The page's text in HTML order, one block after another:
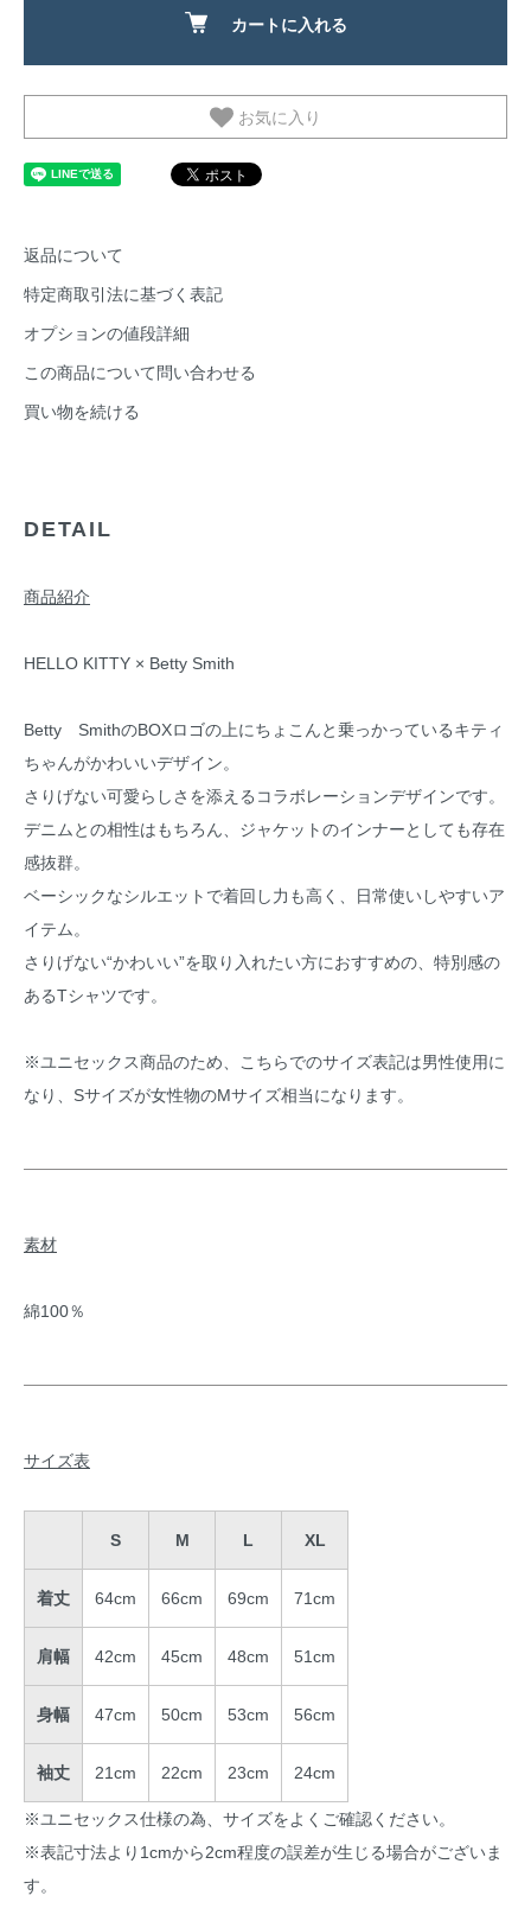
カートに入れる
お気に入り
返品について
特定商取引法に基づく表記
オプションの値段詳細
この商品について問い合わせる
買い物を続ける
DETAIL
商品紹介
HELLO KITTY × Betty Smith
Betty SmithのBOXロゴの上にちょこんと乗っかっているキティ
ちゃんがかわいいデザイン。
さりげない可愛らしさを添えるコラボレーションデザインです。
デニムとの相性はもちろん、ジャケットのインナーとしても存在
感抜群。
ベーシックなシルエットで着回し力も高く、日常使いしやすいア
イテム。
さりげない“かわいい”を取り入れたい方におすすめの、特別感の
あるTシャツです。
※ユニセックス商品のため、こちらでのサイズ表記は男性使用に
なり、Sサイズが女性物のMサイズ相当になります。
素材
綿100％
サイズ表
S M L XL
着丈 64cm 66cm 69cm 71cm
肩幅 42cm 45cm 48cm 51cm
身幅 47cm 50cm 53cm 56cm
袖丈 21cm 22cm 23cm 24cm
※ユニセックス仕様の為、サイズをよくご確認ください。
※表記寸法より1cmから2cm程度の誤差が生じる場合がございま
す。